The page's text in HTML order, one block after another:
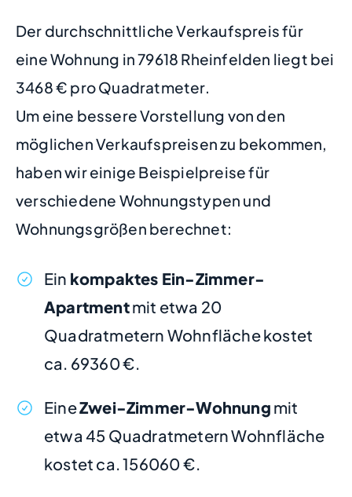
Der durchschnittliche Verkaufspreis für
eine Wohnung in 79618 Rheinfelden liegt bei
3468 € pro Quadratmeter.
Um eine bessere Vorstellung von den
möglichen Verkaufspreisen zu bekommen,
haben wir einige Beispielpreise für
verschiedene Wohnungstypen und
Wohnungsgrößen berechnet:
Ein kompaktes Ein-Zimmer-
Apartmentmit etwa 20
Quadratmetern Wohnfläche kostet
ca. 69360 €.
EineZwei-Zimmer-Wohnung mit
etwa 45 Quadratmetern Wohnfläche
kostet ca. 156060 €.